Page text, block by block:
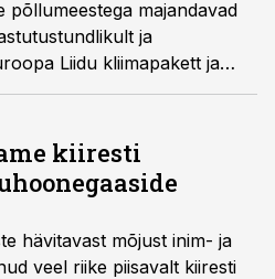
põllumeestega majandavad
ja
Liidu kliimapakett ja
hakkavad siiski mõjutama
kiiresti
hävitavast mõjust inim- ja
veel riike piisavalt kiiresti